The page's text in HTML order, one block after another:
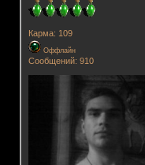
Карма: 109
Оффлайн
Сообщений: 910